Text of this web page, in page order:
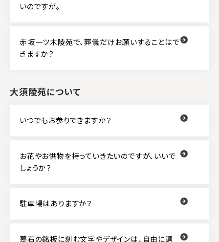
いのですが。
赤坂一ツ木陵苑で、葬儀だけお願いすることはで
きますか？
大須陵苑について
いつでもお参りできますか？
お花やお供物を持っていきたいのですが、いいで
しょうか？
駐車場はありますか？
墓石の銘板に刻む文字やデザインは、自由に選